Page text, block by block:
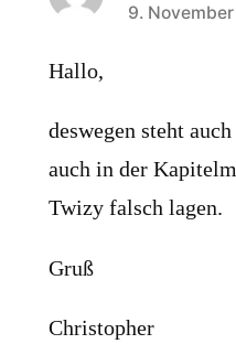
says:
9.
Hallo,
deswegen steht
auch in der
Twizy falsch lagen.
Gruß
Christopher